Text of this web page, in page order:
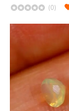
(0)